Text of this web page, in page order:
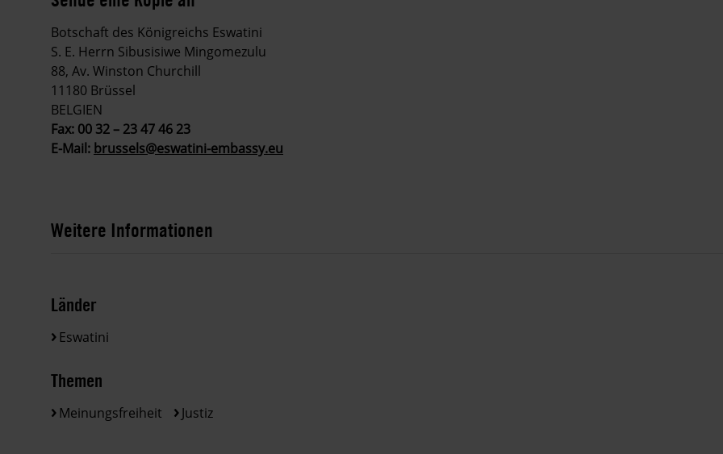
Botschaft des Königreichs Eswatini
S. E. Herrn Sibusisiwe Mingomezulu
88, Av. Winston Churchill
11180 Brüssel
BELGIEN
Fax: 00 32 – 23 47 46 23
E-Mail: brussels@eswatini-embassy.eu
Weitere Informationen
Länder
Eswatini
Themen
Meinungsfreiheit Justiz